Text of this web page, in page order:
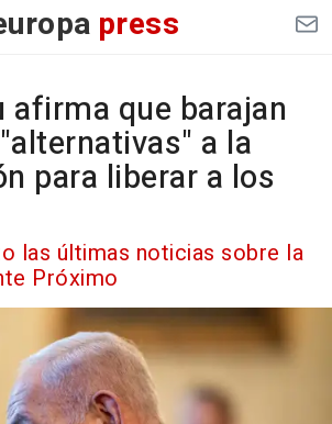
press
afirma que barajan
a la
para liberar a los
las últimas noticias sobre la
Próximo